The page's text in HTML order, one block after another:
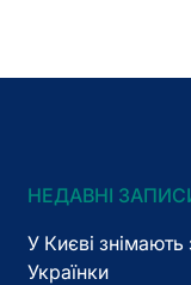
НЕДАВНІ
У Києві знімають
Українки